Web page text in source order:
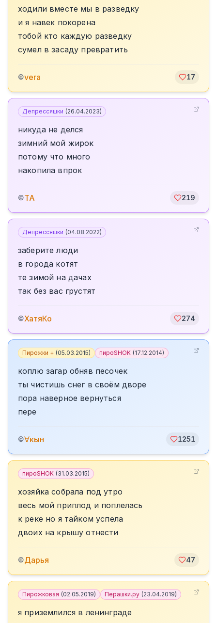
ходили вместе мы в разведку
и я навек покорена
тобой кто каждую разведку
сумел в засаду превратить
©vera 17
Депрессяшки (26.04.2023)
никуда не делся
зимний мой жирок
потому что много
накопила впрок
©TA 219
Депрессяшки (04.08.2022)
заберите люди
в города котят
те зимой на дачах
так без вас грустят
©ХатяКо 274
Пирожки + (05.03.2015) пироSHOK (17.12.2014)
коплю загар обняв песочек
ты чистишь снег в своём дворе
пора наверное вернуться
пере
©∀кын 1251
пироSHOK (31.03.2015)
хозяйка собрала под утро
весь мой приплод и поплелась
к реке но я тайком успела
двоих на крышу отнести
©Дарья 47
Пирожковая (02.05.2019) Перашки.ру (23.04.2019)
я приземлился в ленинграде